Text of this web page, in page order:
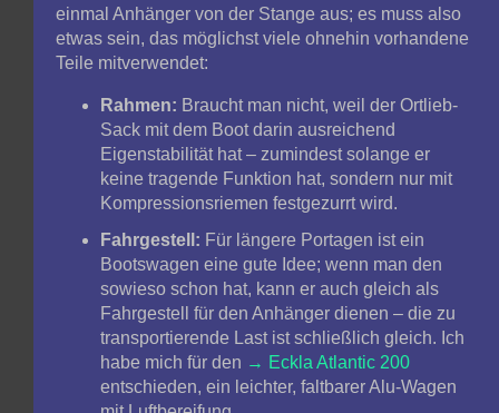
einmal Anhänger von der Stange aus; es muss also
etwas sein, das möglichst viele ohnehin vorhandene
Teile mitverwendet:
Rahmen: Braucht man nicht, weil der Ortlieb-
Sack mit dem Boot darin ausreichend
Eigenstabilität hat – zumindest solange er
keine tragende Funktion hat, sondern nur mit
Kompressionsriemen festgezurrt wird.
Fahrgestell: Für längere Portagen ist ein
Bootswagen eine gute Idee; wenn man den
sowieso schon hat, kann er auch gleich als
Fahrgestell für den Anhänger dienen – die zu
transportierende Last ist schließlich gleich. Ich
habe mich für den
Eckla Atlantic 200
entschieden, ein leichter, faltbarer Alu-Wagen